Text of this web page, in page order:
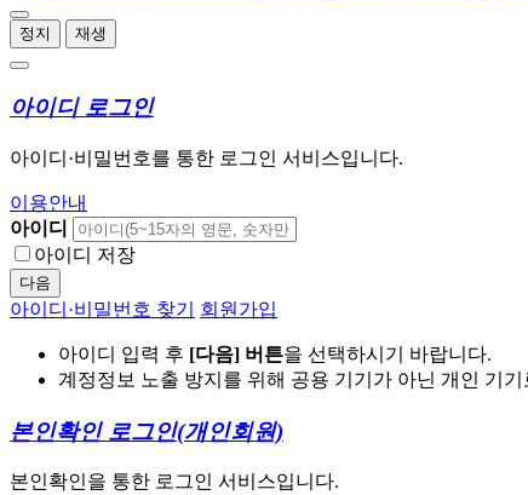
정지 재생
아이디 로그인
아이디·비밀번호를 통한 로그인 서비스입니다.
이용안내
아이디
아이디 저장
다음
아이디·비밀번호 찾기 회원가입
아이디 입력 후 [다음] 버튼을 선택하시기 바랍니다.
계정정보 노출 방지를 위해 공용 기기가 아닌 개인 기
본인확인 로그인(개인회원)
본인확인을 통한 로그인 서비스입니다.